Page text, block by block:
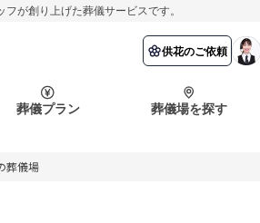
が創り上げた葬儀サービスです。
供花のご依頼
葬儀プラン 葬儀場を探す
納棺の儀とは？
埼玉県
お客様の声
供花のご依頼
葬儀場